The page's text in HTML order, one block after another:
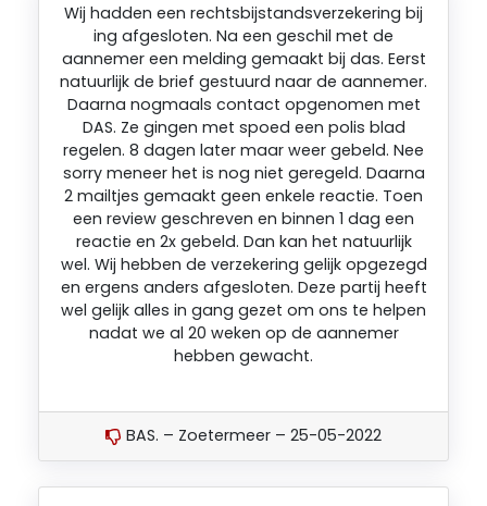
Wij hadden een rechtsbijstandsverzekering bij
ing afgesloten. Na een geschil met de
aannemer een melding gemaakt bij das. Eerst
natuurlijk de brief gestuurd naar de aannemer.
Daarna nogmaals contact opgenomen met
DAS. Ze gingen met spoed een polis blad
regelen. 8 dagen later maar weer gebeld. Nee
sorry meneer het is nog niet geregeld. Daarna
2 mailtjes gemaakt geen enkele reactie. Toen
een review geschreven en binnen 1 dag een
reactie en 2x gebeld. Dan kan het natuurlijk
wel. Wij hebben de verzekering gelijk opgezegd
en ergens anders afgesloten. Deze partij heeft
wel gelijk alles in gang gezet om ons te helpen
nadat we al 20 weken op de aannemer
hebben gewacht.
BAS. – Zoetermeer – 25-05-2022